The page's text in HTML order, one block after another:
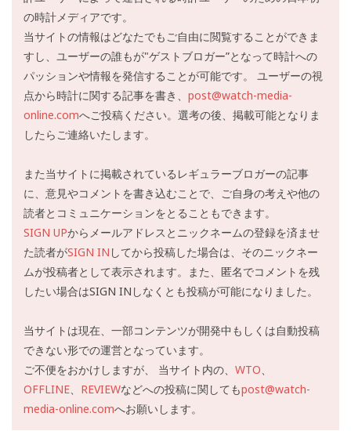
の時計メディアです。
当サイトの情報はどなたでもご自由に閲覧することができま
すし、ユーザーの誰もが"ゲストブロガー”となって時計への
パッションや情報を発信することが可能です。 ユーザーの視
点から時計に関する記事を書き、 post@watch-media-
online.comへご投稿ください。選考の後、掲載可能となりま
したらご連絡いたします。
また当サイトに掲載されているレギュラーブロガーの記事
に、意見やコメントを書き込むことで、ご自身の考えや他の
読者とコミュニケーションをとることもできます。
SIGN UPからメールアドレスとニックネームの登録を済ませ
た読者がSIGN IN してから投稿した場合は、そのニックネー
ムが投稿者として表示されます。また、匿名でコメントを残
したい場合はSIGN INしなくとも投稿が可能になりました。
当サイトは現在、一部コンテンツが開発中もしくは自動投稿
できない形での運営となっています。
ご不便をおかけしますが、 当サイト内の、 WTO
OFFLINE
REVIEWなどへの投稿に関してもpost@watch-
media-online.comへお願いします。